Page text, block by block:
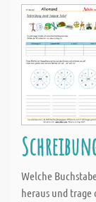
Welche
heraus und